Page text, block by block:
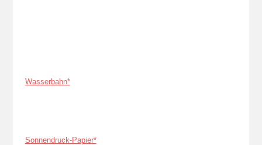
Wasserbahn*
Sonnendruck-Papier*